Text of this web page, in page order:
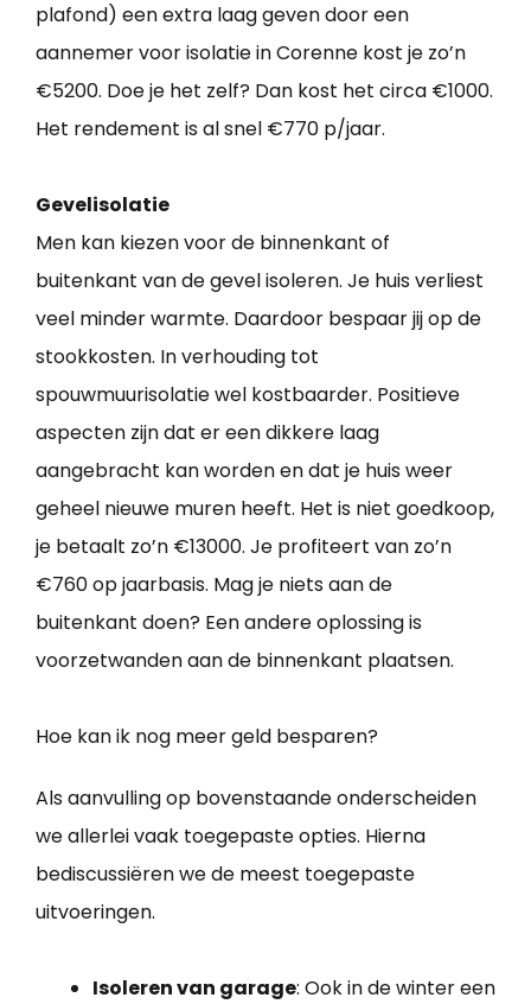
plafond) een extra laag geven door een
aannemer voor isolatie in Corenne kost je zo’n
€5200. Doe je het zelf? Dan kost het circa €1000.
Het rendement is al snel €770 p/jaar.
Gevelisolatie
Men kan kiezen voor de binnenkant of
buitenkant van de gevel isoleren. Je huis verliest
veel minder warmte. Daardoor bespaar jij op de
stookkosten. In verhouding tot
spouwmuurisolatie wel kostbaarder. Positieve
aspecten zijn dat er een dikkere laag
aangebracht kan worden en dat je huis weer
geheel nieuwe muren heeft. Het is niet goedkoop,
je betaalt zo’n €13000. Je profiteert van zo’n
€760 op jaarbasis. Mag je niets aan de
buitenkant doen? Een andere oplossing is
voorzetwanden aan de binnenkant plaatsen.
Hoe kan ik nog meer geld besparen?
Als aanvulling op bovenstaande onderscheiden
we allerlei vaak toegepaste opties. Hierna
bediscussiëren we de meest toegepaste
uitvoeringen.
Isoleren van garage: Ook in de winter een